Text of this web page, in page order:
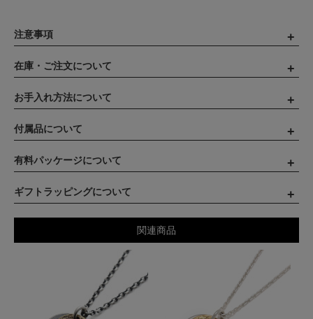
注意事項
在庫・ご注文について
お手入れ方法について
付属品について
有料パッケージについて
ギフトラッピングについて
関連商品